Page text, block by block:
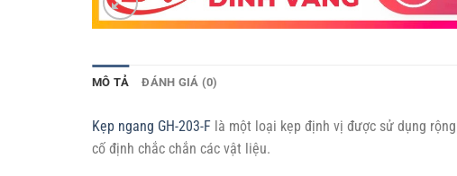
MÔ TẢ ĐÁNH GIÁ (0)
Kẹp ngang GH-203-F là một loại kẹp định vị được sử dụng
cố định chắc chắn các vật liệu.